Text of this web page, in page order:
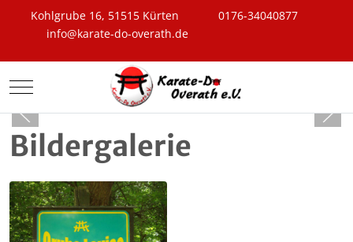
Kohlgrube 16, 51515 Kürten
0176-34040877
info@karate-do-overath.de
Mobile Menu Toggle
Bildergalerie